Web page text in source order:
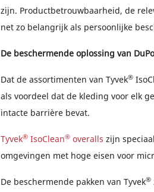
zijn. Productbetrouwbaarheid, de
net zo belangrijk als persoonlijke
De beschermende oplossing van
Dat de assortimenten van Tyvek®
als voordeel dat de kleding voor elk
intacte barrière bevat.
Tyvek®IsoClean®overalls zijn
omgevingen met hoge eisen voor
De beschermende pakken van Tyvek®